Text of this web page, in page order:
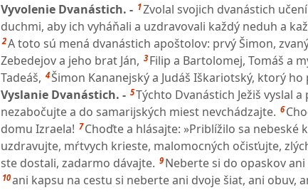
Vyvolenie Dvanástich. - 1Zvolal svojich dvanástich
duchmi, aby ich vyháňali a uzdravovali každý neduh a
2A toto sú mená dvanástich apoštolov: prvý Šimon,
Zebedejov a jeho brat Ján, 3 Filip a Bartolomej, Tomáš a
Tadeáš, 4Šimon Kananejský a Judáš Iškariotský, ktorý
Vyslanie Dvanástich. - 5Týchto Dvanástich Ježiš vyslal
nezabočujte a do samarijských miest nevchádzajte. 6
domu Izraela! 7 Choďte a hlásajte: »Priblížilo sa nebeské
uzdravujte, mŕtvych krieste, malomocných očisťujte,
ste dostali, zadarmo dávajte. 9 Neberte si do opaskov
10ani kapsu na cestu si neberte ani dvoje šiat, ani obuv,